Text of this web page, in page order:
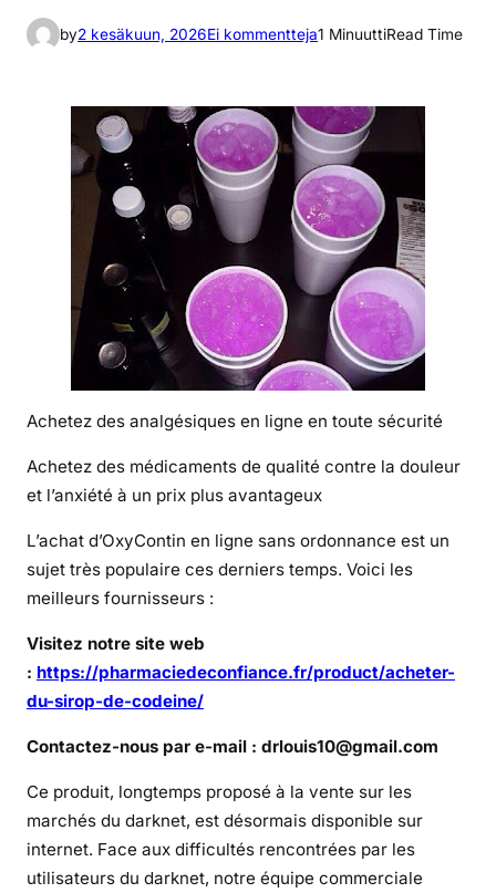
by2 kesäkuun, 2026Ei kommenttejaa
k
k
e
l
i
n
i
-
j
c
h
r
l
c
o
d
é
1 MinuuttiRead Time
Achetez des analgésiques en ligne en toute sécurité
Achetez des médicaments de qualité contre la douleur
et l’anxiété à un prix plus avantageux
L’achat d’OxyContin en ligne sans ordonnance est un
sujet très populaire ces derniers temps. Voici les
meilleurs fournisseurs :
Visitez notre site web
: https://pharmaciedeconfiance.fr/product/acheter-
du-sirop-de-codeine/
Contactez-nous par e-mail : drlouis10@gmail.com
Ce produit, longtemps proposé à la vente sur les
marchés du darknet, est désormais disponible sur
internet. Face aux difficultés rencontrées par les
utilisateurs du darknet, notre équipe commerciale